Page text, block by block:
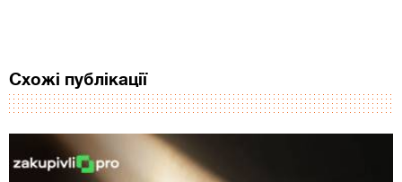
Схожі публікації